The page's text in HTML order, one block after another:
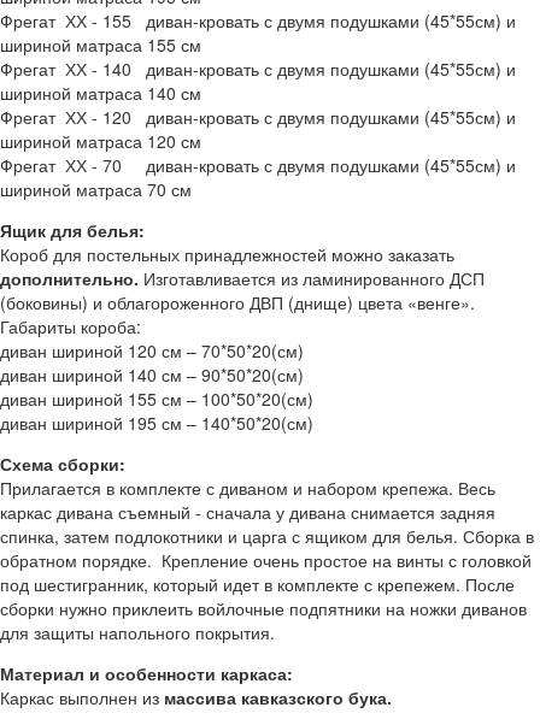
Фрегат ХХ - 155 диван-кровать с двумя подушками (45*55см) и
шириной матраса 155 см
Фрегат ХХ - 140 диван-кровать с двумя подушками (45*55см) и
шириной матраса 140 см
Фрегат ХХ - 120 диван-кровать с двумя подушками (45*55см) и
шириной матраса 120 см
Фрегат ХХ - 70 диван-кровать с двумя подушками (45*55см) и
шириной матраса 70 см
Ящик для белья:
Короб для постельных принадлежностей можно заказать
дополнительно. Изготавливается из ламинированного ДСП
(боковины) и облагороженного ДВП (днище) цвета «венге».
Габариты короба:
диван шириной 120 см – 70*50*20(см)
диван шириной 140 см – 90*50*20(см)
диван шириной 155 см – 100*50*20(см)
диван шириной 195 см – 140*50*20(см)
Схема сборки:
Прилагается в комплекте с диваном и набором крепежа. Весь
каркас дивана съемный - сначала у дивана снимается задняя
спинка, затем подлокотники и царга с ящиком для белья. Сборка в
обратном порядке. Крепление очень простое на винты с головкой
под шестигранник, который идет в комплекте с крепежем. После
сборки нужно приклеить войлочные подпятники на ножки диванов
для защиты напольного покрытия.
Материал и особенности каркаса:
Каркас выполнен из массива кавказского бука.